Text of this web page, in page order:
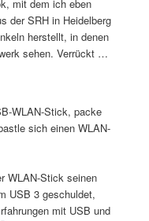
mit dem ich eben
der SRH in Heidelberg
herstellt, in denen
sehen. Verrückt …
WLAN-Stick, packe
sich einen WLAN-
WLAN-Stick seinen
USB 3 geschuldet,
mit USB und